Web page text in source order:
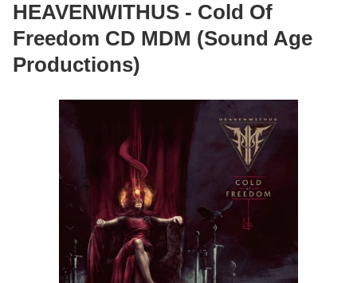
HEAVENWITHUS - Cold Of
Freedom CD MDM (Sound Age
Productions)